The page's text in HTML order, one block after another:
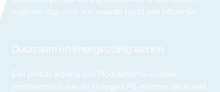
logische stap voor wie waarde hecht aan efficiëntie.
Duurzaam en energiezuinig wonen
Een prefab woning van Modulehome voldoet
probleemloos aan de strenge EPB-normen die in heel